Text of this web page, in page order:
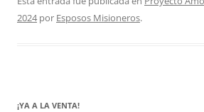
2024por Esposos Misioneros.
¡YA A LA VENTA!